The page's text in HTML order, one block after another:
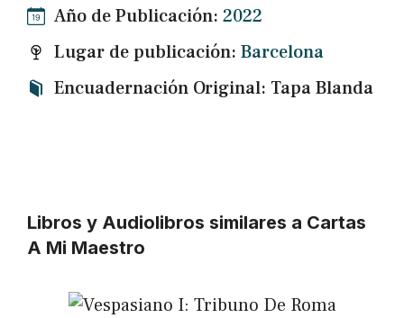
Año de Publicación: 2022
Lugar de publicación: Barcelona
Encuadernación Original: Tapa Blanda
Libros y Audiolibros similares a Cartas
A Mi Maestro